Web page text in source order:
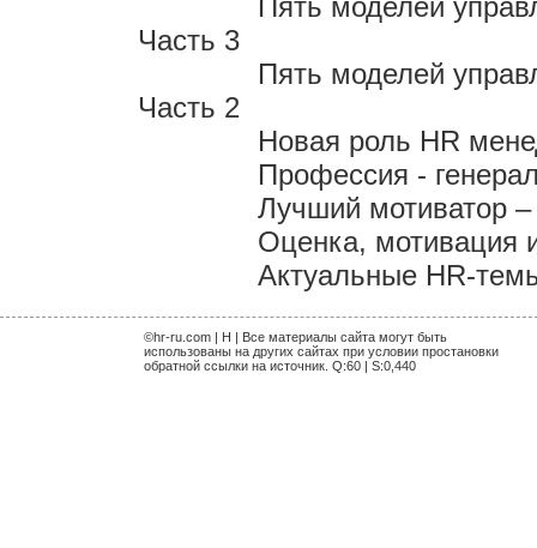
Пять моделей
Часть 3
Пять моделей
Часть 2
Новая роль HR
Профессия -
Лучший мотиватор –
Оценка, мотивация
Актуальные HR-
©hr-ru.com | H | Все материалы сайта могут быть
использованы на других сайтах при условии простановки
обратной ссылки на источник. Q:60 | S:0,440